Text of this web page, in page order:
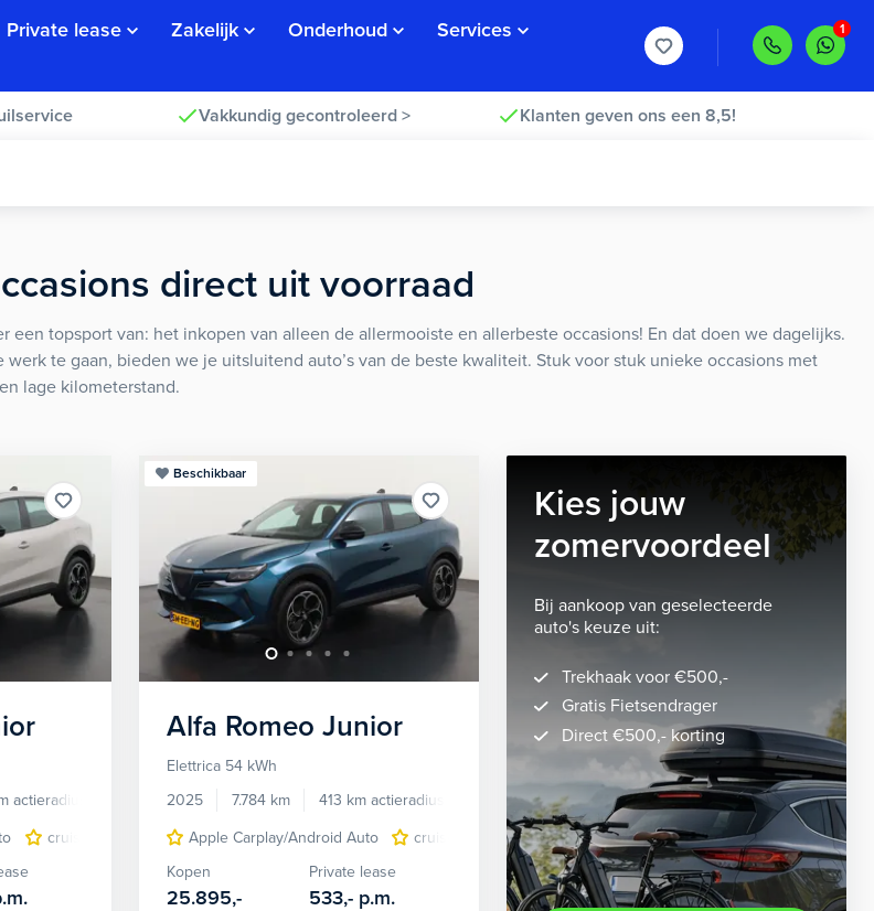
Private lease Zakelijk Onderhoud
Services
Vakkundig gecontroleerd > Klanten geven ons een 8,5!
direct uit voorraad
een topsport van: het inkopen van alleen de allermooiste en allerbeste occasions! En dat doen we dagelijks.
te gaan, bieden we je uitsluitend auto’s van de beste kwaliteit. Stuk voor stuk unieke occasions met
lage kilometerstand.
actieradius
Elektrisch
cruise control adaptief LED koplampen lichtmetalen velgen 5-spaaks 18"
volledig digitaal
Beschikbaar
Alfa Romeo Junior
Elettrica 54 kWh
2025
7.784 km 413 km actieradius
Elektrisch
Apple Carplay/Android Auto
cruise control adaptief LED koplampen
lichtmetalen
Kopen
25.895,-
Private lease
533,- p.m.
Kies jouw
zomervoordeel
Bij aankoop van geselecteerde
auto's keuze uit:
Trekhaak voor €500,-
Gratis Fietsendrager
Direct €500,- korting